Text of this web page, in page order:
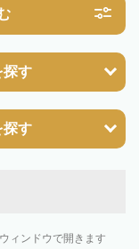
探す
探す
ィンドウで開きます